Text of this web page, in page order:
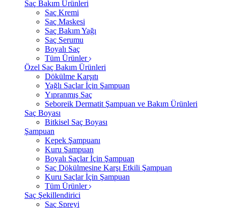
Saç Bakım Ürünleri
Saç Kremi
Saç Maskesi
Saç Bakım Yağı
Saç Serumu
Boyalı Saç
Tüm Ürünler
Özel Saç Bakım Ürünleri
Dökülme Karşıtı
Yağlı Saçlar İçin Şampuan
Yıpranmış Saç
Seboreik Dermatit Şampuan ve Bakım Ürünleri
Saç Boyası
Bitkisel Saç Boyası
Şampuan
Kepek Şampuanı
Kuru Şampuan
Boyalı Saçlar İçin Şampuan
Saç Dökülmesine Karşı Etkili Şampuan
Kuru Saçlar İçin Şampuan
Tüm Ürünler
Saç Şekillendirici
Saç Spreyi